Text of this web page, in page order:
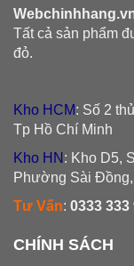
Tất cả sản phẩm
đỏ.
Kho HCM: Số 2
Tp Hồ Chí Minh
Kho HN : Kho D5,
Phường Sài
Tư Vấn: 0333 333
CHÍNH SÁCH